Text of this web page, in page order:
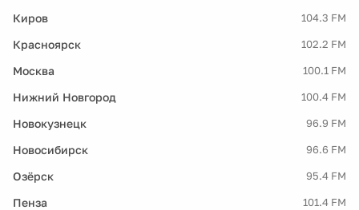
Киров 104.3 FM
Красноярск 102.2 FM
Москва 100.1 FM
Нижний Новгород 100.4 FM
Новокузнецк 96.9 FM
Новосибирск 96.6 FM
Озёрск 95.4 FM
Пенза 101.4 FM